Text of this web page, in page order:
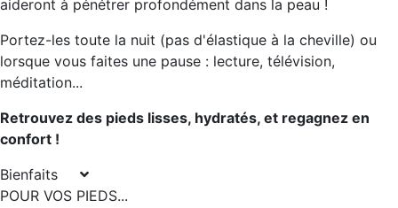
aideront à pénétrer profondément dans la peau !
Portez-les toute la nuit (pas d'élastique à la cheville) ou
lorsque vous faites une pause : lecture, télévision,
méditation...
Retrouvez des pieds lisses, hydratés, et regagnez en
confort !
Bienfaits
POUR VOS PIEDS...